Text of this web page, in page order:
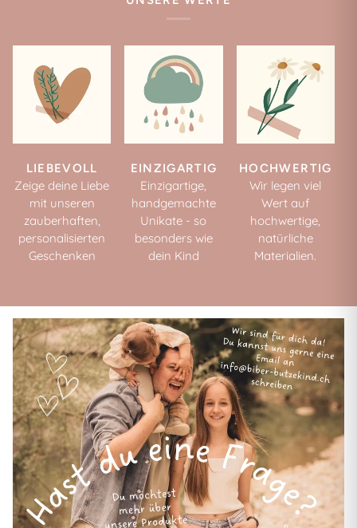
LIEBEVOLL
Zeige deine Liebe
mit unseren
zauberhaften,
personalisierten
Geschenken
EINZIGARTIG
Einzigartige,
handgemachte
Unikate - so
besonders wie
dein Kind
HOCHWERTIG
Wir legen viel
Wert auf
hochwertige,
natürliche
Materialien.